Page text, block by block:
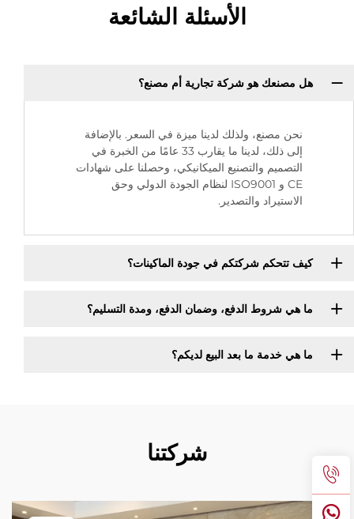
الأسئلة الشائعة
هل مصنعك هو شركة تجارية أم مصنع؟
نحن مصنع، ولذلك لدينا ميزة في السعر. بالإضافة
إلى ذلك، لدينا ما يقارب 33 عامًا من الخبرة في
التصميم والتصنيع الميكانيكي، وحصلنا على شهادات
CE و ISO9001 لنظام الجودة الدولي وحق
الاستيراد والتصدير.
كيف تتحكم شركتكم في جودة الماكينات؟
ما هي شروط الدفع، وضمان الدفع، ومدة التسليم؟
ما هي خدمة ما بعد البيع لديكم؟
شركتنا